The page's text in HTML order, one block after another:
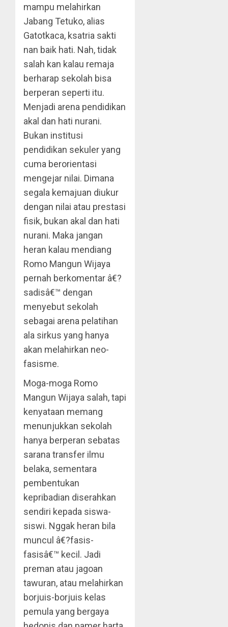
mampu melahirkan
Jabang Tetuko, alias
Gatotkaca, ksatria sakti
nan baik hati. Nah, tidak
salah kan kalau remaja
berharap sekolah bisa
berperan seperti itu.
Menjadi arena pendidikan
akal dan hati nurani.
Bukan institusi
pendidikan sekuler yang
cuma berorientasi
mengejar nilai. Dimana
segala kemajuan diukur
dengan nilai atau prestasi
fisik, bukan akal dan hati
nurani. Maka jangan
heran kalau mendiang
Romo Mangun Wijaya
pernah berkomentar â€?
sadisâ€™ dengan
menyebut sekolah
sebagai arena pelatihan
ala sirkus yang hanya
akan melahirkan neo-
fasisme.
Moga-moga Romo
Mangun Wijaya salah, tapi
kenyataan memang
menunjukkan sekolah
hanya berperan sebatas
sarana transfer ilmu
belaka, sementara
pembentukan
kepribadian diserahkan
sendiri kepada siswa-
siswi. Nggak heran bila
muncul â€?fasis-
fasisâ€™ kecil. Jadi
preman atau jagoan
tawuran, atau melahirkan
borjuis-borjuis kelas
pemula yang bergaya